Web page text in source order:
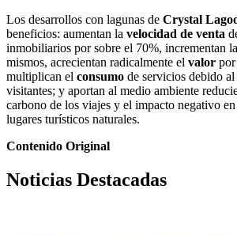
Los desarrollos con lagunas de Crystal
beneficios: aumentan la velocidad de venta
inmobiliarios por sobre el 70%, incrementan la
mismos, acrecientan radicalmente el valor
multiplican el consumo de servicios debido
visitantes; y aportan al medio ambiente
carbono de los viajes y el impacto negativo
lugares turísticos naturales.
Contenido Original
Noticias Destacadas